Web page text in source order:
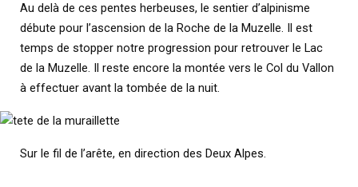
Au delà de ces pentes herbeuses, le sentier d’alpinisme
débute pour l’ascension de la Roche de la Muzelle. Il est
temps de stopper notre progression pour retrouver le Lac
de la Muzelle. Il reste encore la montée vers le Col du Vallon
à effectuer avant la tombée de la nuit.
Sur le fil de l’arête, en direction des Deux Alpes.